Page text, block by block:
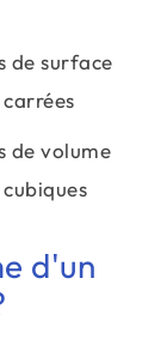
de surface
de volume
d'un